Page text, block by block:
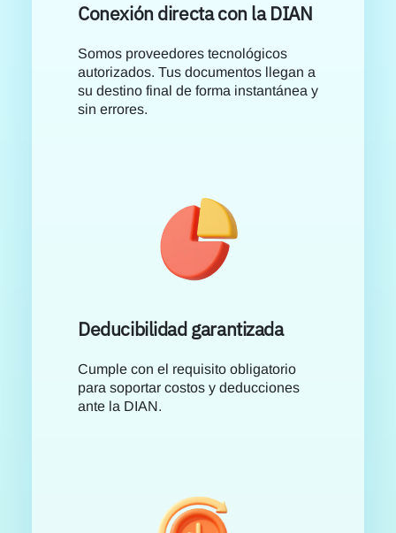
Conexión directa con la DIAN
Somos proveedores tecnológicos
autorizados. Tus documentos llegan a
su destino final de forma instantánea y
sin errores.
Deducibilidad garantizada
Cumple con el requisito obligatorio
para soportar costos y deducciones
ante la DIAN.